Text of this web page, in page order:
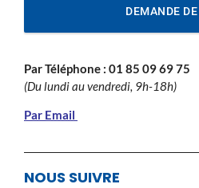
DEMANDE
Par Téléphone : 01 85 09 69 75
(Du lundi au vendredi, 9h-18h)
Par Email
NOUS SUIVRE